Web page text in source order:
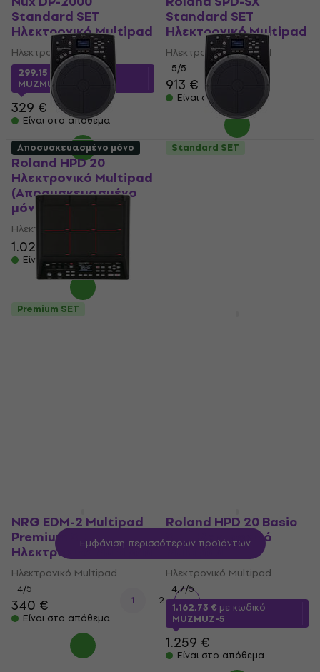
Standard SET
Ηλεκτρονικό Multipad
Ηλεκτρονικό Multipad
299,15 €με κωδικό
MUZMUZ-5
329 €
Είναι στο απόθεμα
Standard SET
Ηλεκτρονικό Multipad
Ηλεκτρονικό Multipad
5/5
913 €
Είναι στο απόθεμα
Roland HPD 20
Ηλεκτρονικό Multipad
(Αποσυσκευασμένο
μόνο)
Ηλεκτρονικό Multipad
1.029 €
Είναι στο απόθεμα
Αποσυσκευασμένο μόνο Standard SET
Premium SET
NRG EDM-2 Multipad
Premium SET
Ηλεκτρονικό Multipad
Ηλεκτρονικό Multipad
4/5
340 €
Είναι στο απόθεμα
Roland HPD 20 Basic
SET Ηλεκτρονικό
Multipad
Ηλεκτρονικό Multipad
4,7/5
1.162,73 € με κωδικό
MUZMUZ-5
1.259 €
Είναι στο απόθεμα
Εμφάνιση περισσότερων προϊόντων
1 2